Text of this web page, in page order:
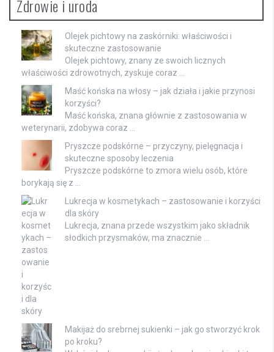
Zdrowie i uroda
Olejek pichtowy na zaskórniki: właściwości i
skuteczne zastosowanie
Olejek pichtowy, znany ze swoich licznych
właściwości zdrowotnych, zyskuje coraz …
Maść końska na włosy – jak działa i jakie przynosi
korzyści?
Maść końska, znana głównie z zastosowania w
weterynarii, zdobywa coraz …
Pryszcze podskórne – przyczyny, pielęgnacja i
skuteczne sposoby leczenia
Pryszcze podskórne to zmora wielu osób, które
borykają się z …
Lukrecja w kosmetykach – zastosowanie i korzyści
dla skóry
Lukrecja, znana przede wszystkim jako składnik
słodkich przysmaków, ma znacznie …
Makijaż do srebrnej sukienki – jak go stworzyć krok
po kroku?